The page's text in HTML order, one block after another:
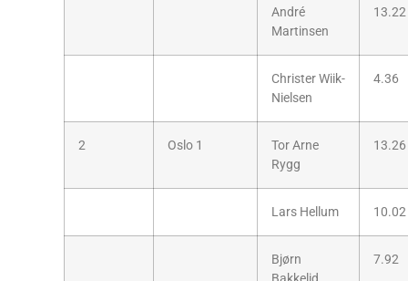
André
Martinsen
13.22
Christer Wiik-
Nielsen
4.36
2 Oslo 1
Tor Arne
Rygg
13.26
Lars Hellum 10.02
Bjørn
7.92